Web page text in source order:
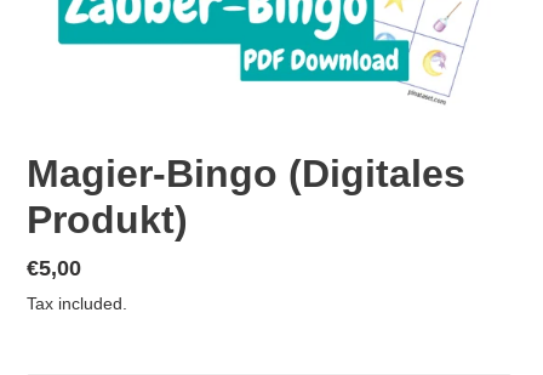
Magier-Bingo (Digitales
Produkt)
Regular
price
€5,00
Tax included.